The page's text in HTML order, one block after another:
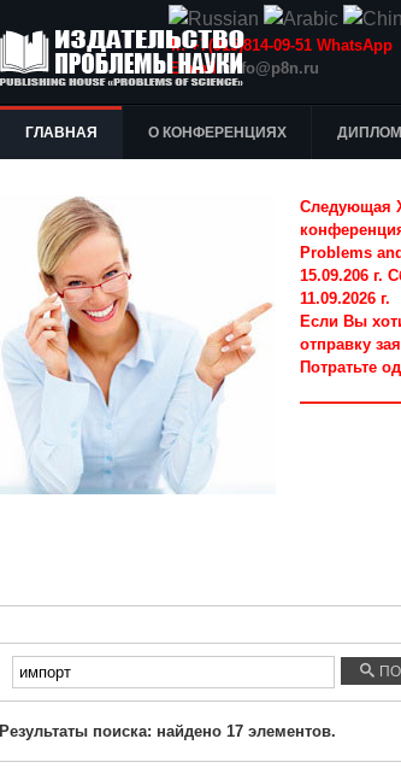
Т.: +7(915)814-09-51 WhatsApp
E-mail:info@p8n.ru
ГЛАВНАЯ О КОНФЕРЕНЦИЯХ ДИПЛОМ
Следующая
Problems
15.09.206 г.
11.09.2026 г.
Если Вы
отправку
Потратьте
Введите
текст
поиска...
Результаты поиска: найдено 17 элементов.